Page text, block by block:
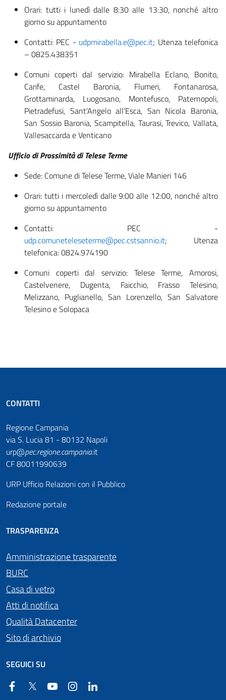
Orari: tutti i lunedì dalle 8:30 alle 13:30, nonché altro
giorno su appuntamento
Contatti: PEC - udpmirabella.e@pec.it; Utenza telefonica
– 0825.438351
Comuni coperti dal servizio: Mirabella Eclano, Bonito,
Carife, Castel Baronia, Flumeri, Fontanarosa,
Grottaminarda, Luogosano, Montefusco, Paternopoli,
Pietradefusi, Sant’Angelo all’Esca, San Nicola Baronia,
San Sossio Baronia, Scampitella, Taurasi, Trevico, Vallata,
Vallesaccarda e Venticano
Ufficio di Prossimità di Telese Terme
Sede: Comune di Telese Terme, Viale Manieri 146
Orari: tutti i mercoledì dalle 9:00 alle 12:00, nonché altro
giorno su appuntamento
Contatti: PEC -
udp.comuneteleseterme@pec.cstsannio.it; Utenza
telefonica: 0824.974190
Comuni coperti dal servizio: Telese Terme, Amorosi,
Castelvenere, Dugenta, Faicchio, Frasso Telesino,
Melizzano, Puglianello, San Lorenzello, San Salvatore
Telesino e Solopaca
CONTATTI
Regione Campania
via S. Lucia 81 - 80132 Napoli
urp@pec.regione.campania.it
CF 80011990639
URP Ufficio Relazioni con il Pubblico
Redazione portale
TRASPARENZA
Amministrazione trasparente
BURC
Casa di vetro
Atti di notifica
Qualità Datacenter
Sito di archivio
SEGUICI SU
FacebookTwitter YouTube Instagram